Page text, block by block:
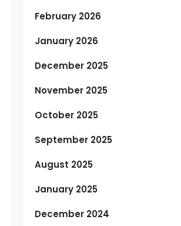
February 2026
January 2026
December 2025
November 2025
October 2025
September 2025
August 2025
January 2025
December 2024